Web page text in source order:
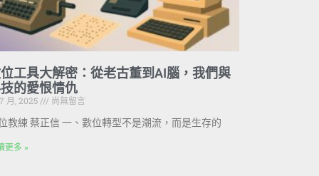
工具大解密：從老古董到AI腦，我們與
的愛恨情仇
月, 2025
尚無留言
教練 蔡正信 一、數位轉型不是潮流，而是生存的
更多 »